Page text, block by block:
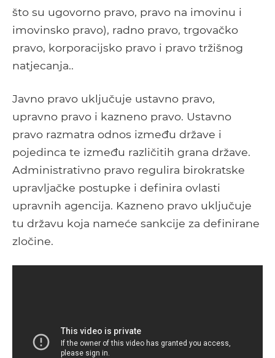
što su ugovorno pravo, pravo na imovinu i
imovinsko pravo), radno pravo, trgovačko
pravo, korporacijsko pravo i pravo tržišnog
natjecanja..
Javno pravo uključuje ustavno pravo,
upravno pravo i kazneno pravo. Ustavno
pravo razmatra odnos između države i
pojedinca te između različitih grana države.
Administrativno pravo regulira birokratske
upravljačke postupke i definira ovlasti
upravnih agencija. Kazneno pravo uključuje
tu državu koja nameće sankcije za definirane
zločine.